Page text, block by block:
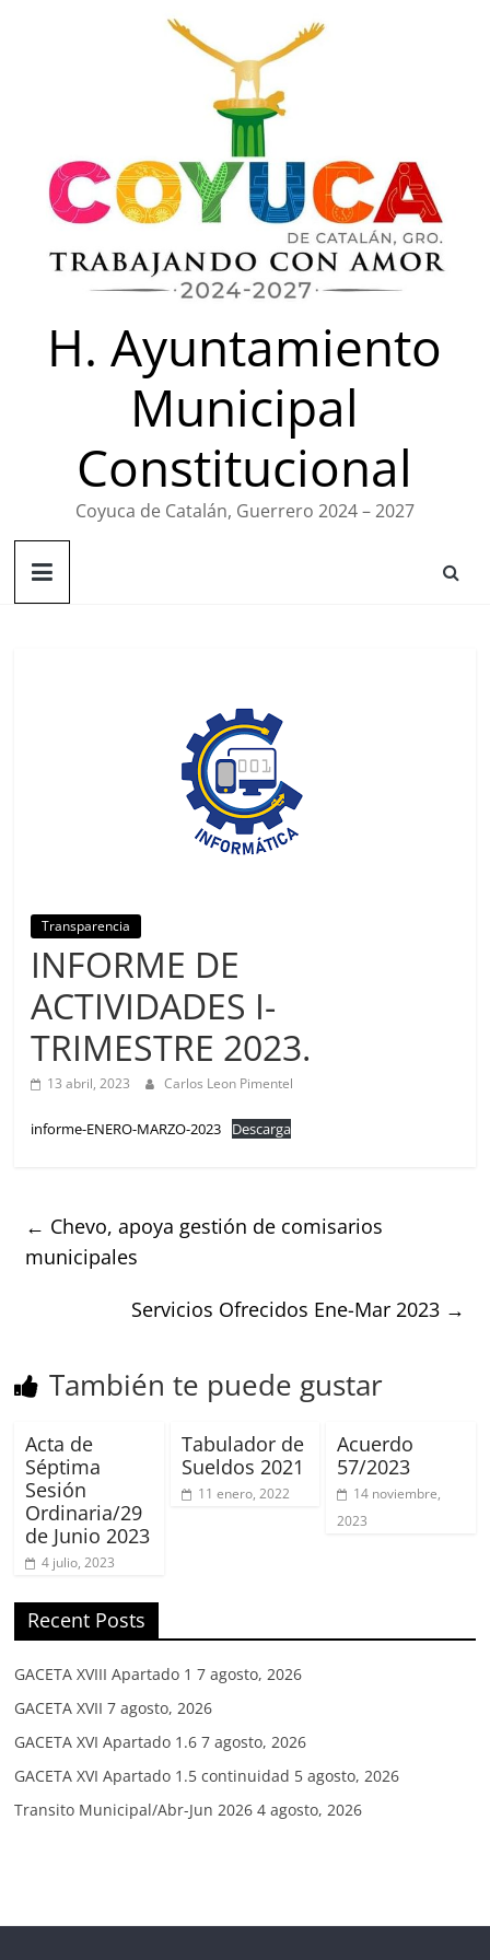
H. Ayuntamiento
Municipal
Constitucional
Coyuca de Catalán, Guerrero 2024 – 2027
Transparencia
INFORME DE
ACTIVIDADES I-
TRIMESTRE 2023.
13 abril, 2023 Carlos Leon Pimentel
informe-ENERO-MARZO-2023 Descarga
← Chevo, apoya gestión de comisarios
municipales
Servicios Ofrecidos Ene-Mar 2023 →
También te puede gustar
Acta de
Séptima
Sesión
Ordinaria/29
de Junio 2023
4 julio, 2023
Tabulador de
Sueldos 2021
11 enero, 2022
Acuerdo
57/2023
14 noviembre,
2023
Recent Posts
GACETA XVIII Apartado 1 7 agosto, 2026
GACETA XVII 7 agosto, 2026
GACETA XVI Apartado 1.6 7 agosto, 2026
GACETA XVI Apartado 1.5 continuidad 5 agosto, 2026
Transito Municipal/Abr-Jun 2026 4 agosto, 2026